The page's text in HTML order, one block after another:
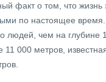
факт о том, что жизнь
по настоящее
людей, чем на глубине
000 метров,